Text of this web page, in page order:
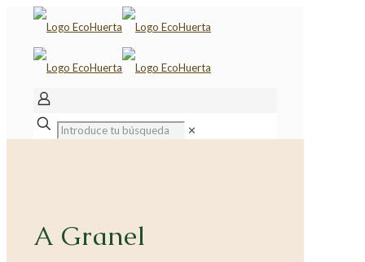
✕
A Granel